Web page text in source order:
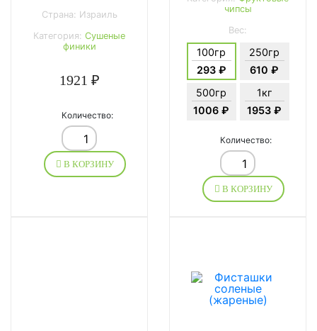
Страна: Израиль
Категория: Сушеные
финики
1921 ₽
Количество:
В КОРЗИНУ
чипсы
Вес:
100гр
293 ₽
250гр
610 ₽
500гр
1006 ₽
1кг
1953 ₽
Количество:
В КОРЗИНУ